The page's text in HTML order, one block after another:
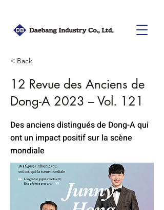
< Back
12 Revue des Anciens de
Dong-A 2023 – Vol. 121
Des anciens distingués de Dong-A qui
ont un impact positif sur la scène
mondiale